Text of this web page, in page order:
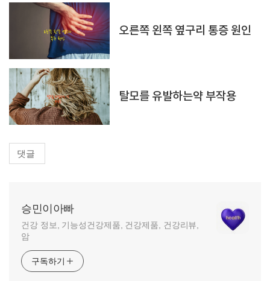
오른쪽 왼쪽 옆구리 통증 원인
탈모를 유발하는약 부작용
댓글
승민이아빠
건강 정보, 기능성건강제품, 건강제품, 건강리뷰,
암
구독하기